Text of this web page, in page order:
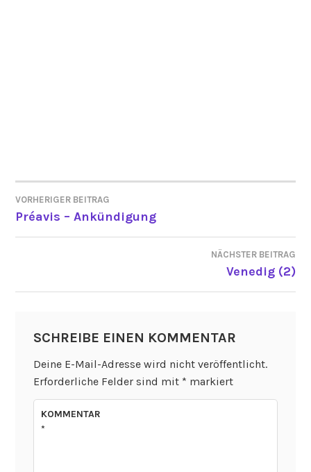
BEITRAGSNAVIGATION
VORHERIGER BEITRAG
Préavis – Ankündigung
NÄCHSTER BEITRAG
Venedig (2)
SCHREIBE EINEN KOMMENTAR
Deine E-Mail-Adresse wird nicht veröffentlicht.
Erforderliche Felder sind mit * markiert
KOMMENTAR
*